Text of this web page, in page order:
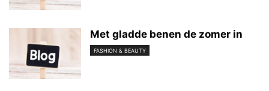
Met gladde benen de zomer in
FASHION & BEAUTY